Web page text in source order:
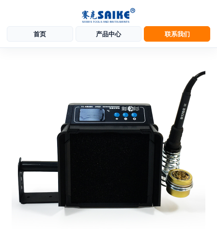
首页 产品中心 联系我们